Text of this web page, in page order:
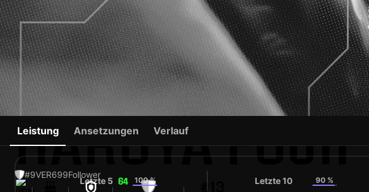
HARUYA FUJII
#9VER699Follower
#13
Leistung Ansetzungen Verlauf
Letzte 5 64 100 % Letzte 10 90 %